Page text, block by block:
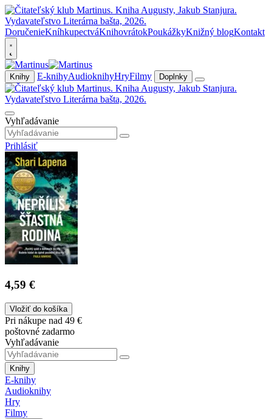
DoručenieKníhkupectváKnihovrátokPoukážkyKnižný blogKontakt
Knihy E-knihyAudioknihyHryFilmy Doplnky
Vyhľadávanie
Prihlásiť
4,59 €
Vložiť do košíka
Pri nákupe nad 49 €
poštovné zadarmo
Vyhľadávanie
Knihy
E-knihy
Audioknihy
Hry
Filmy